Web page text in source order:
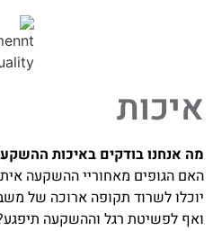
איכות
מה אנחנו בודקים באיכות
האם הגופים מאחוריי ההשקעה
יוכלו לשרוד תקופה ארוכה של
ואף לפשיטת רגל וההשקעה